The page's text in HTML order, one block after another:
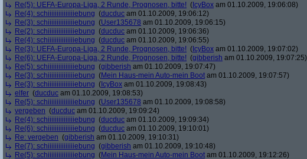
Re(5): UEFA-Europa-Liga, 2 Runde, Prognosen, bitte! ( IcyBox am 01.10.2009, 19:06:08)
Re(4): schiiiiiiiiiiiiiiiebung (ducduc am 01.10.2009, 19:06:12)
Re(3): schiiiiiiiiiiiiiiiebung (User135678 am 01.10.2009, 19:06:15)
Re(2): schiiiiiiiiiiiiiiiebung (ducduc am 01.10.2009, 19:06:36)
Re(4): schiiiiiiiiiiiiiiiebung (ducduc am 01.10.2009, 19:06:55)
Re(3): UEFA-Europa-Liga, 2 Runde, Prognosen, bitte! ( IcyBox am 01.10.2009, 19:07:02)
Re(6): UEFA-Europa-Liga, 2 Runde, Prognosen, bitte! (gibberish am 01.10.2009, 19:07:25)
Re(5): schiiiiiiiiiiiiiiiebung (gibberish am 01.10.2009, 19:07:47)
Re(3): schiiiiiiiiiiiiiiiebung (Mein Haus-mein Auto-mein Boot am 01.10.2009, 19:07:57)
Re(3): schiiiiiiiiiiiiiiiebung ( IcyBox am 01.10.2009, 19:08:43)
elfer (ducduc am 01.10.2009, 19:08:53)
Re(5): schiiiiiiiiiiiiiiiebung (User135678 am 01.10.2009, 19:08:58)
vergeben (ducduc am 01.10.2009, 19:09:24)
Re(4): schiiiiiiiiiiiiiiiebung (ducduc am 01.10.2009, 19:09:34)
Re(6): schiiiiiiiiiiiiiiiebung (ducduc am 01.10.2009, 19:10:01)
Re: vergeben (gibberish am 01.10.2009, 19:10:31)
Re(7): schiiiiiiiiiiiiiiiebung (gibberish am 01.10.2009, 19:10:48)
Re(5): schiiiiiiiiiiiiiiiebung (Mein Haus-mein Auto-mein Boot am 01.10.2009, 19:12:26)